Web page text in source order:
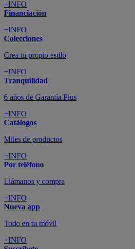
+INFO
Financiación
+INFO
Colecciones
Crea tu propio estilo
+INFO
Tranquilidad
6 años de Garantía Plus
+INFO
Catálogos
Miles de productos
+INFO
Por teléfono
Llámanos y compra
+INFO
Nueva app
Todo en tu móvil
+INFO